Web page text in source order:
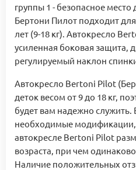
группы 1 - безопасное
Бертони Пилот подходит
лет (9-18 кг). Автокресло
усиленная боковая защита,
регулируемый наклон
Автокресло Bertoni Pilot
деток весом от 9 до 18 кг,
будет вам надежно
необходимые модификации,
автокресле Bertoni Pilot
возраста, при чем
Наличие положительных